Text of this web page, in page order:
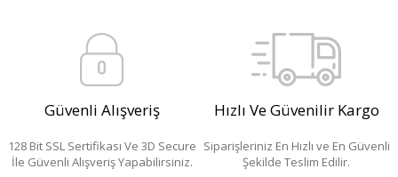
Güvenli Alışveriş
128 Bit SSL Sertifikası Ve 3D Secure
İle Güvenli Alışveriş Yapabilirsiniz.
Hızlı Ve Güvenilir Kargo
Siparişleriniz En Hızlı ve En Güvenli
Şekilde Teslim Edilir.